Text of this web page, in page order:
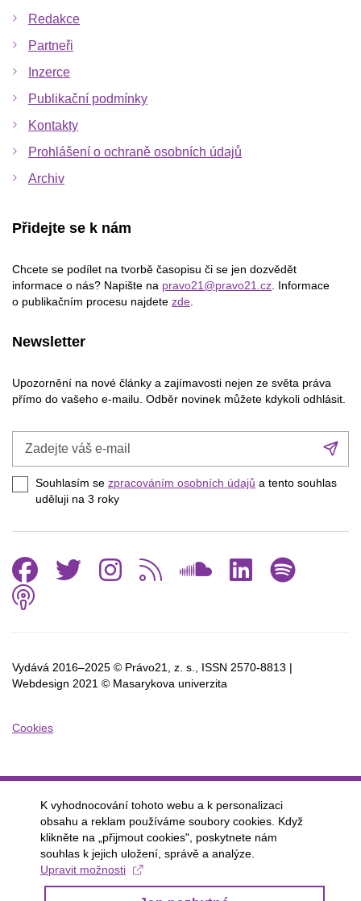
Redakce
Partneři
Inzerce
Publikační podmínky
Kontakty
Prohlášení o ochraně osobních údajů
Archiv
Přidejte se k nám
Chcete se podílet na tvorbě časopisu či se jen dozvědět
informace o nás? Napište na pravo21@pravo21.cz . Informace
o publikačním procesu najdete zde
Newsletter
Upozornění na nové články a zajímavosti nejen ze světa práva
přímo do vašeho e-mailu. Odběr novinek můžete kdykoli odhlásit.
e-
mail
Souhlasím se zpracováním osobních údajů a tento souhlas
uděluji na 3 roky
Vydává 2016–2025 © Právo21, z. s., ISSN 2570-8813 |
Webdesign 2021 © Masarykova univerzita
Cookies
Facebook
Twitter
Instagram
RSS
Podcast
K vyhodnocování tohoto webu a k personalizaci
obsahu a reklam používáme soubory cookies. Když
klikněte na „přijmout cookies", poskytnete nám
souhlas k jejich uložení, správě a analýze.
Upravit možnosti